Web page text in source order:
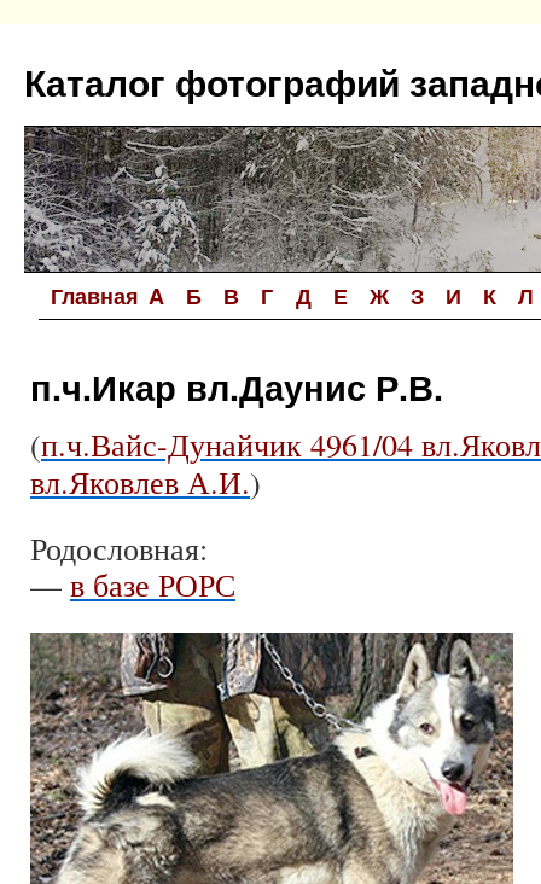
содержимому
Каталог фотографий
Главная A Б В Г Д Е Ж З И К Л
п.ч.Икар вл.Даунис Р.В.
(п.ч.Вайс-Дунайчик 4961/04
вл.Яковлев А.И.)
Родословная:
— в базе РОРС